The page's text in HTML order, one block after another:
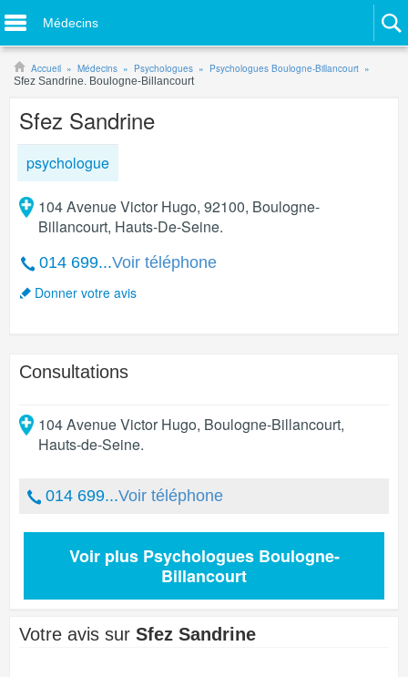
Médecins
Accueil Médecins Psychologues
Psychologues Boulogne-Billancourt
Sfez Sandrine. Boulogne-Billancourt
Sfez Sandrine
psychologue
104 Avenue Victor Hugo, 92100, Boulogne-
Billancourt, Hauts-De-Seine.
014 699...Voir téléphone
Donner votre avis
Consultations
104 Avenue Victor Hugo, Boulogne-Billancourt,
Hauts-de-Seine.
014 699...Voir téléphone
Voir plus Psychologues Boulogne-
Billancourt
Votre avis sur Sfez Sandrine